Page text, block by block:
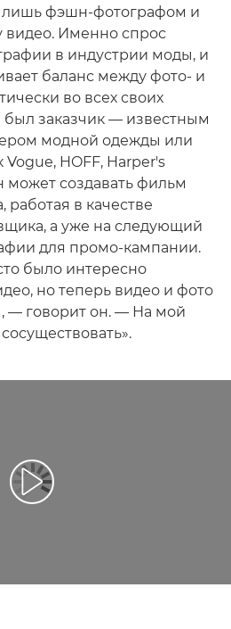
фэшн-фотографом и
видео. Именно спрос
в индустрии моды, и
баланс между фото- и
во всех своих
был заказчик — известным
модной одежды или
HOFF, Harper's
может создавать фильм
в качестве
а уже на следующий
для промо-кампании.
было интересно
но теперь видео и фото
— говорит он. — На мой
Воспроизведение видео